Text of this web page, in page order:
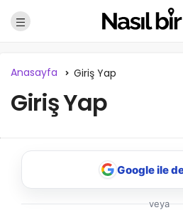
Anasayfa Giriş Yap
Giriş Yap
Google ile
veya